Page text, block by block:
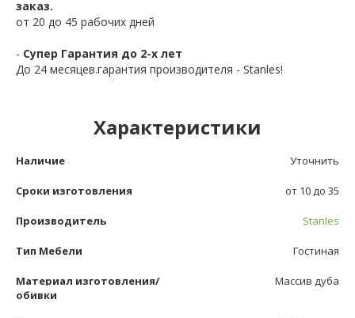
заказ.
от 20 до 45 рабочих дней
- Супер Гарантия до 2-х лет
До 24 месяцев.гарантия производителя - Stanles!
Характеристики
Наличие Уточнить
Сроки изготовления от 10 до 35
Производитель Stanles
Тип Мебели Гостиная
Материал изготовления/
обивки
Массив дуба